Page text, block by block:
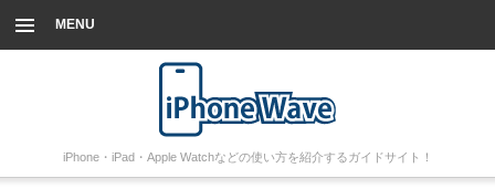
MENU
iPhone・iPad・Apple Watchなどの使い方を紹介するガイドサイト！